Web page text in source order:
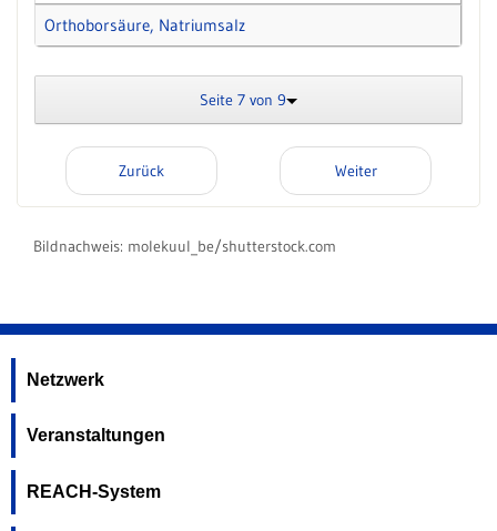
Orthoborsäure, Natriumsalz
Seite 7 von 9
Zurück Weiter
Bildnachweis: molekuul_be/shutterstock.com
Netzwerk
Veranstaltungen
REACH-System